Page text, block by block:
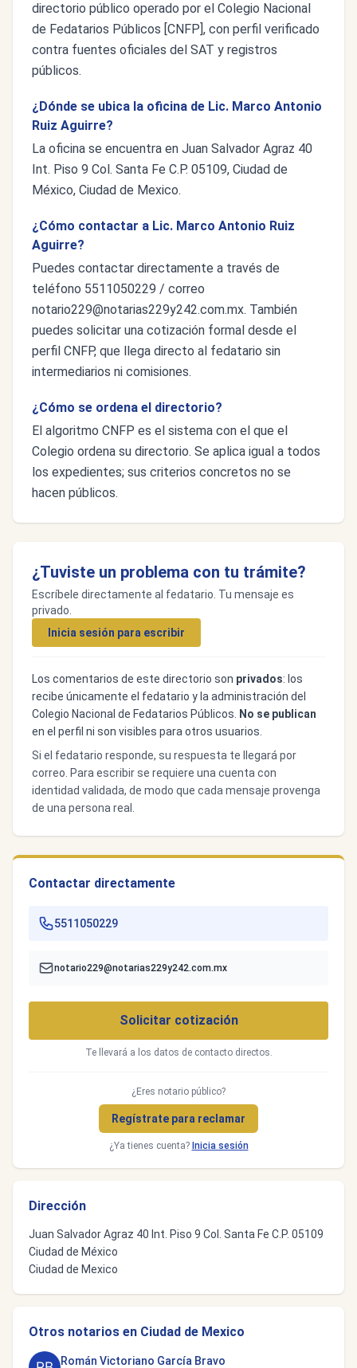
directorio público operado por el Colegio Nacional
de Fedatarios Públicos [CNFP], con perfil verificado
contra fuentes oficiales del SAT y registros
públicos.
¿Dónde se ubica la oficina de Lic. Marco Antonio
Ruiz Aguirre?
La oficina se encuentra en Juan Salvador Agraz 40
Int. Piso 9 Col. Santa Fe C.P. 05109, Ciudad de
México, Ciudad de Mexico.
¿Cómo contactar a Lic. Marco Antonio Ruiz
Aguirre?
Puedes contactar directamente a través de
teléfono 5511050229 / correo
notario229@notarias229y242.com.mx. También
puedes solicitar una cotización formal desde el
perfil CNFP, que llega directo al fedatario sin
intermediarios ni comisiones.
¿Cómo se ordena el directorio?
El algoritmo CNFP es el sistema con el que el
Colegio ordena su directorio. Se aplica igual a todos
los expedientes; sus criterios concretos no se
hacen públicos.
¿Tuviste un problema con tu trámite?
Escríbele directamente al fedatario. Tu mensaje es
privado.
Inicia sesión para escribir
Los comentarios de este directorio son privados: los
recibe únicamente el fedatario y la administración del
Colegio Nacional de Fedatarios Públicos.
No se publican
en el perfil ni son visibles para otros usuarios.
Si el fedatario responde, su respuesta te llegará por
correo. Para escribir se requiere una cuenta con
identidad validada, de modo que cada mensaje provenga
de una persona real.
Contactar directamente
5511050229
notario229@notarias229y242.com.mx
Solicitar cotización
Te llevará a los datos de contacto directos.
¿Eres notario público?
Regístrate para reclamar
¿Ya tienes cuenta? Inicia sesión
Dirección
Juan Salvador Agraz 40 Int. Piso 9 Col. Santa Fe C.P. 05109
Ciudad de México
Ciudad de Mexico
Otros notarios en Ciudad de Mexico
Román Victoriano García Bravo